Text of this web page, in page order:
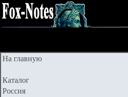
На главную
Каталог
Россия